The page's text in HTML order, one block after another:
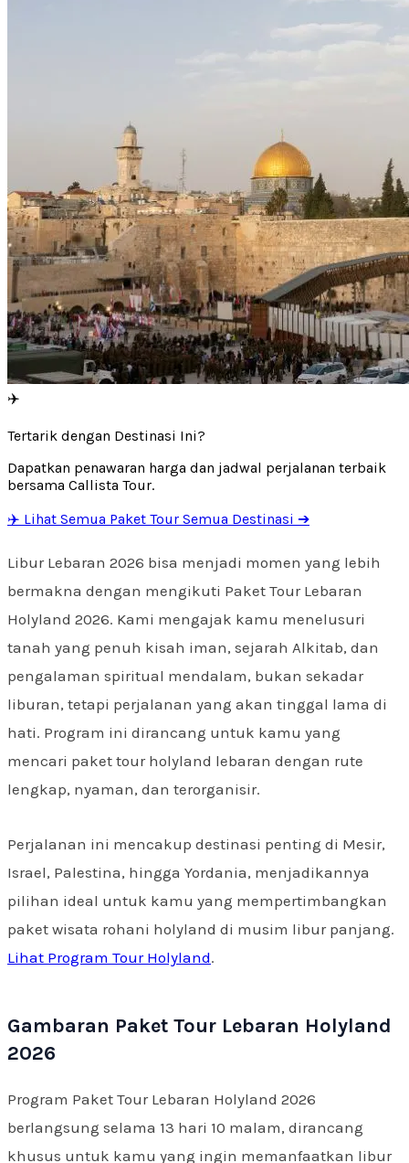
✈️
Tertarik dengan Destinasi Ini?
Dapatkan penawaran harga dan jadwal perjalanan terbaik
bersama Callista Tour.
✈️ Lihat Semua Paket Tour Semua Destinasi ➔
Libur Lebaran 2026 bisa menjadi momen yang lebih
bermakna dengan mengikuti Paket Tour Lebaran
Holyland 2026. Kami mengajak kamu menelusuri
tanah yang penuh kisah iman, sejarah Alkitab, dan
pengalaman spiritual mendalam, bukan sekadar
liburan, tetapi perjalanan yang akan tinggal lama di
hati. Program ini dirancang untuk kamu yang
mencari paket tour holyland lebaran dengan rute
lengkap, nyaman, dan terorganisir.
Perjalanan ini mencakup destinasi penting di Mesir,
Israel, Palestina, hingga Yordania, menjadikannya
pilihan ideal untuk kamu yang mempertimbangkan
paket wisata rohani holyland di musim libur panjang.
Lihat Program Tour Holyland.
Gambaran Paket Tour Lebaran Holyland
2026
Program Paket Tour Lebaran Holyland 2026
berlangsung selama 13 hari 10 malam, dirancang
khusus untuk kamu yang ingin memanfaatkan libur